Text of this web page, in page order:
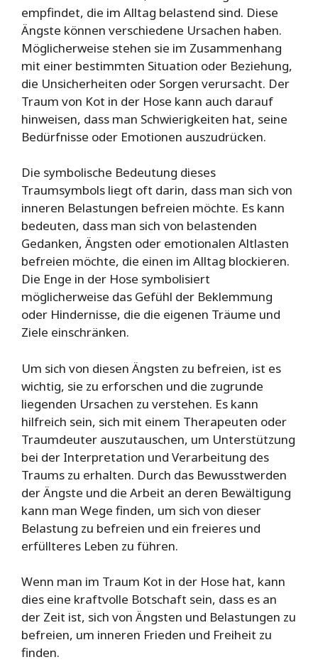
empfindet, die im Alltag belastend sind. Diese
Ängste können verschiedene Ursachen haben.
Möglicherweise stehen sie im Zusammenhang
mit einer bestimmten Situation oder Beziehung,
die Unsicherheiten oder Sorgen verursacht. Der
Traum von Kot in der Hose kann auch darauf
hinweisen, dass man Schwierigkeiten hat, seine
Bedürfnisse oder Emotionen auszudrücken.
Die symbolische Bedeutung dieses
Traumsymbols liegt oft darin, dass man sich von
inneren Belastungen befreien möchte. Es kann
bedeuten, dass man sich von belastenden
Gedanken, Ängsten oder emotionalen Altlasten
befreien möchte, die einen im Alltag blockieren.
Die Enge in der Hose symbolisiert
möglicherweise das Gefühl der Beklemmung
oder Hindernisse, die die eigenen Träume und
Ziele einschränken.
Um sich von diesen Ängsten zu befreien, ist es
wichtig, sie zu erforschen und die zugrunde
liegenden Ursachen zu verstehen. Es kann
hilfreich sein, sich mit einem Therapeuten oder
Traumdeuter auszutauschen, um Unterstützung
bei der Interpretation und Verarbeitung des
Traums zu erhalten. Durch das Bewusstwerden
der Ängste und die Arbeit an deren Bewältigung
kann man Wege finden, um sich von dieser
Belastung zu befreien und ein freieres und
erfüllteres Leben zu führen.
Wenn man im Traum Kot in der Hose hat, kann
dies eine kraftvolle Botschaft sein, dass es an
der Zeit ist, sich von Ängsten und Belastungen zu
befreien, um inneren Frieden und Freiheit zu
finden.